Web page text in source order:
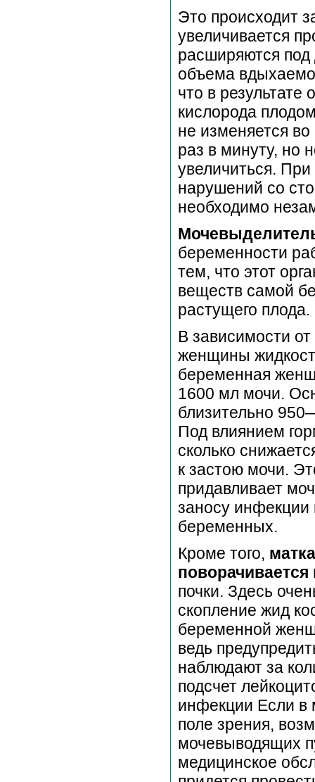
Это происходит
увеличивается
расширяются
объема
что в результате
кислорода
не изменяется
раз в минуту, но
увеличиться.
нарушений со
необходимо
беременности
тем, что этот
веществ самой
растущего плода.
В зависимости
женщины
беременная
1600 мл мочи.
близительно
Под влиянием
сколько
к застою мочи.
придавливает
заносу инфекции
беременных.
Кроме того,
поворачивается
почки. Здесь
скопление жид
беременной
ведь
наблюдают за
подсчет
инфекции Если в
поле зрения,
мочевыводящих
медицинское